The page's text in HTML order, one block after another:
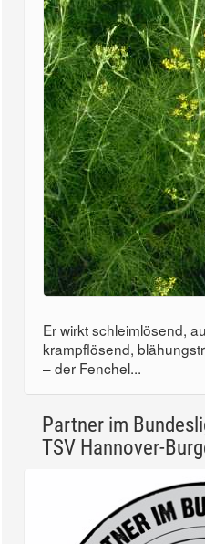
Er wirkt schleimlösend,
krampflösend,
– der Fenchel...
Partner im
TSV Hannover-